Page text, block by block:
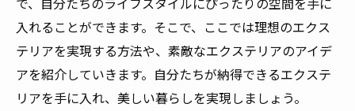
入れることができます。そこで、ここでは理想のエクス
テリアを実現する方法や、素敵なエクステリアのアイデ
アを紹介していきます。自分たちが納得できるエクステ
リアを手に入れ、美しい暮らしを実現しましょう。